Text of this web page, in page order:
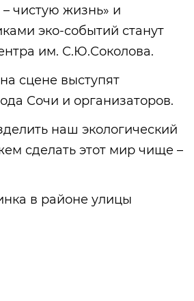
чистую жизнь» и
эко-событий станут
им. С.Ю.Соколова.
сцене выступят
Сочи и организаторов.
наш экологический
сделать этот мир чище –
в районе улицы